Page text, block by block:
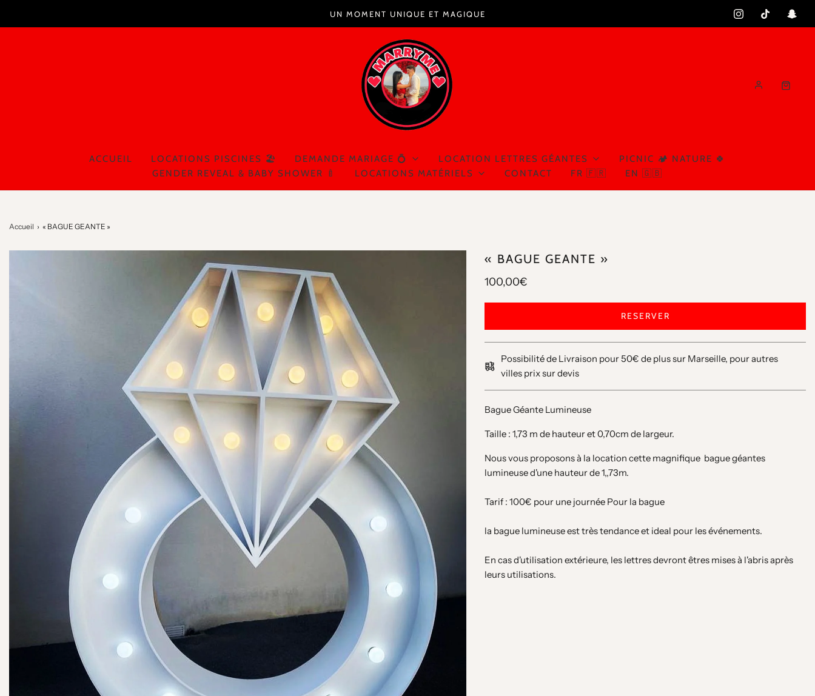
UN MOMENT UNIQUE ET MAGIQUE
ACCUEIL LOCATIONS PISCINES 🏖️ DEMANDE MARIAGE 💍 LOCATION LETTRES GÉANTES
PICNIC 🏕️ NATURE 🍀
GENDER REVEAL & BABY SHOWER 🍼
LOCATIONS MATÉRIELS CONTACT FR 🇫🇷 EN 🇬🇧
Accueil › « BAGUE GEANTE »
« BAGUE GEANTE »
100,00€
RESERVER
Possibilité de Livraison pour 50€ de plus sur Marseille, pour autres
villes prix sur devis
Bague Géante Lumineuse
Taille : 1,73 m de hauteur et 0,70cm de largeur.
Nous vous proposons à la location cette magnifique bague géantes
lumineuse d'une hauteur de 1,,73m.
Tarif : 100€ pour une journée Pour la bague
la bague lumineuse est très tendance et ideal pour les événements.
En cas d'utilisation extérieure, les lettres devront êtres mises à l'abris après
leurs utilisations.